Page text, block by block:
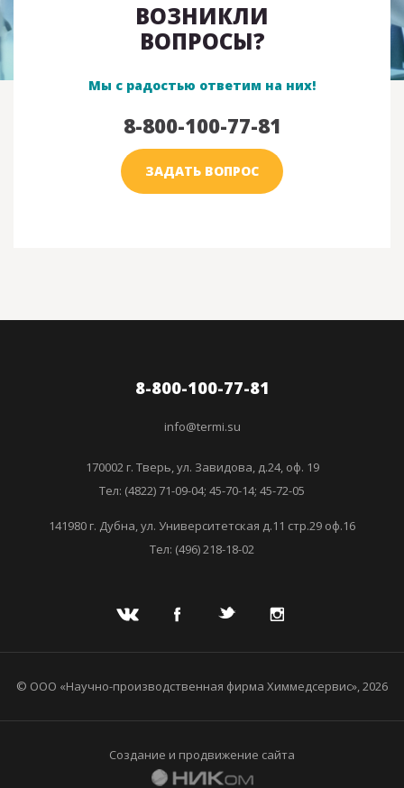
ВОЗНИКЛИ
ВОПРОСЫ?
Мы с радостью ответим на них!
8-800-100-77-81
ЗАДАТЬ ВОПРОС
8-800-100-77-81
info@termi.su
170002 г. Тверь, ул. Завидова, д.24, оф. 19
Тел: (4822) 71-09-04; 45-70-14; 45-72-05
141980 г. Дубна, ул. Университетская д.11 стр.29 оф.16
Тел: (496) 218-18-02
© ООО «Научно-производственная фирма Химмедсервис», 2026
Создание и продвижение сайта